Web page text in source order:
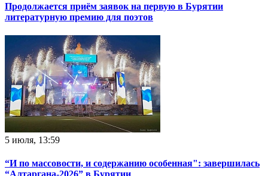
Продолжается приём заявок на первую в Бурятии
литературную премию для поэтов
5 июля, 13:59
“И по массовости, и содержанию особенная": завершилась